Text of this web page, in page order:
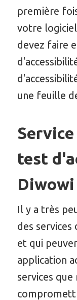
première
votre logiciel
devez faire
une feuille
test
Diwowi
Il y a très
des
et qui
application
services que